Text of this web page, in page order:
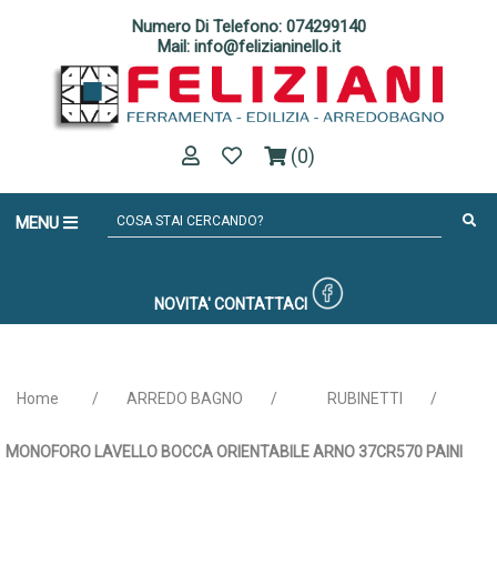
Numero Di Telefono: 074299140
Mail: info@felizianinello.it
(0)
MENU
NOVITA' CONTATTACI
Home / ARREDO BAGNO / RUBINETTI /
MONOFORO LAVELLO BOCCA ORIENTABILE ARNO 37CR570 PAINI